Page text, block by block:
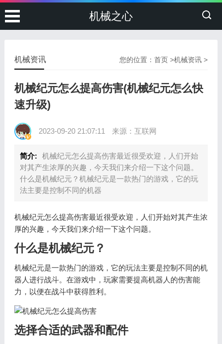
机械之心
您的位置：首页 >机械资讯 >
机械资讯
机械纪元怎么提高伤害(机械纪元怎么快
速升级)
2023-09-20 21:07:11 来源：互联网
简介:
机械纪元怎么提高伤害最近很受欢迎，人们开始
对其产生浓厚的兴趣，今天我们来介绍一下这个问题。
什么是机械纪元？机械纪元是一款热门的游戏，它的玩
法主要是控制不同的机器
机械纪元怎么提高伤害最近很受欢迎，人们开始对其产生浓
厚的兴趣，今天我们来介绍一下这个问题。
什么是机械纪元？
机械纪元是一款热门的游戏，它的玩法主要是控制不同的机
器人进行战斗。在游戏中，玩家需要提高机器人的伤害能
力，以便在战斗中获得胜利。
选择合适的武器和配件